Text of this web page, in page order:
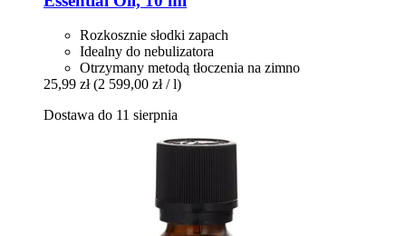
Rozkosznie słodki zapach
Idealny do nebulizatora
Otrzymany metodą tłoczenia na zimno
25,99 zł (2 599,00 zł / l)
Dostawa do 11 sierpnia